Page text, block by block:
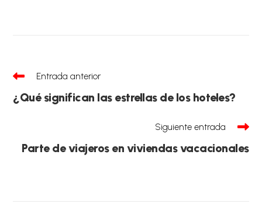
Leer
más
artículos
Entrada anterior
¿Qué significan las estrellas de los hoteles?
Siguiente entrada
Parte de viajeros en viviendas vacacionales